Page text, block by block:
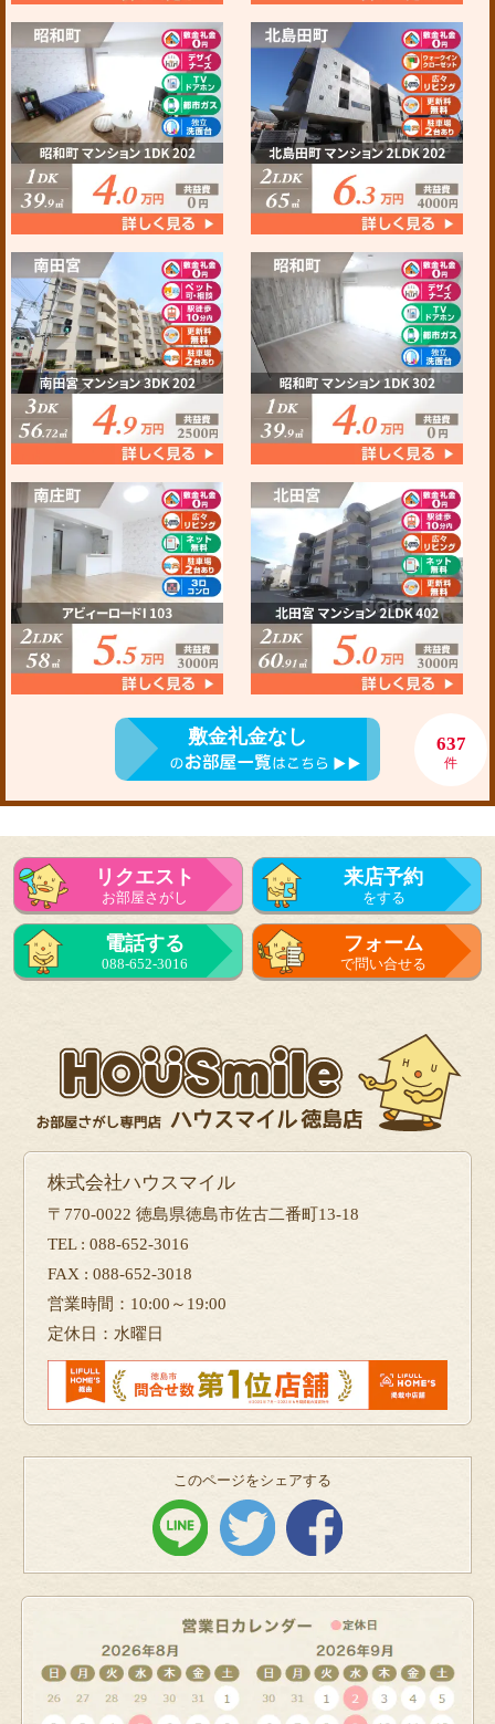
敷金礼金なし 637
件
リクエスト
お部屋さがし
来店予約
をする
電話する
088-652-3016
フォーム
で問い合せる
株式会社ハウスマイル
〒770-0022 徳島県徳島市佐古二番町13-18
TEL : 088-652-3016
FAX : 088-652-3018
営業時間：10:00～19:00
定休日：水曜日
このページをシェアする